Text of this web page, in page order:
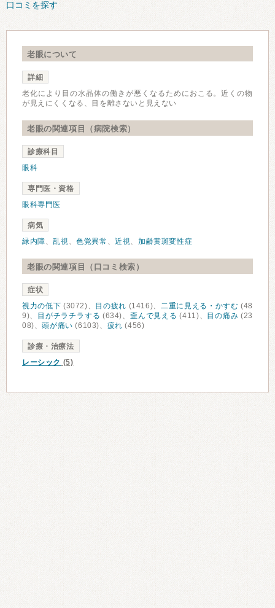
口コミを探す
老眼について
詳細
老化により目の水晶体の働きが悪くなるためにおこる。近くの物
が見えにくくなる、目を離さないと見えない
老眼の関連項目（病院検索）
診療科目
眼科
専門医・資格
眼科専門医
病気
緑内障、乱視、色覚異常 、近視、加齢黄斑変性症
老眼の関連項目（口コミ検索）
症状
視力の低下 (3072)、 目の疲れ (1416)、 二重に見える・かすむ (48
9)、
目がチラチラする (634)、歪んで見える (411)、 目の痛み (23
08)、頭が痛い (6103)、 疲れ (456)
診療・治療法
レーシック (5)